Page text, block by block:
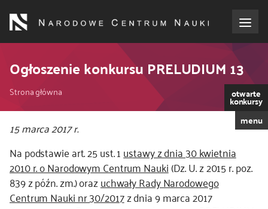
treści
o NCN
dla wnioskodawców
dla realizujących projekty
dla ekspertów
efekty NCN
Ogłoszenie konkursu PRELUDIUM 13
Ścieżka
nawigacyjna
Strona główna otwarte
konkursy
menu
15 marca 2017 r.
Na podstawie art. 25 ust. 1ustawy z dnia 30 kwietnia
2010 r. o Narodowym Centrum Nauki(Dz. U. z 2015 r. poz.
839 z późn. zm.) orazuchwały Rady Narodowego
Centrum Nauki nr 30/2017z dnia 9 marca 2017